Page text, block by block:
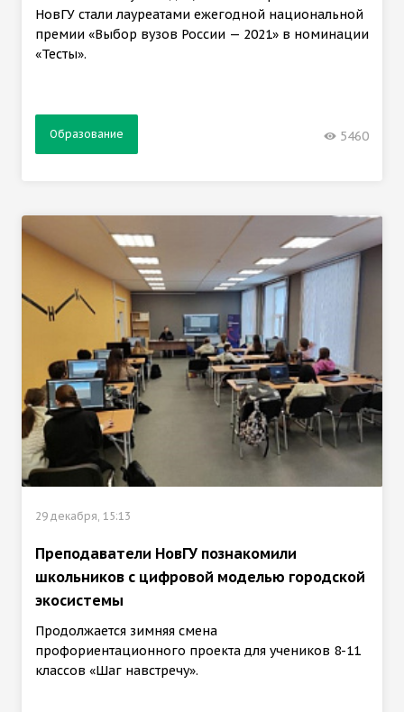
НовГУ стали лауреатами ежегодной национальной
премии «Выбор вузов России — 2021» в номинации
«Тесты».
Образование 5460
29 декабря, 15:13
Преподаватели НовГУ познакомили
школьников с цифровой моделью городской
экосистемы
Продолжается зимняя смена
профориентационного проекта для учеников 8-11
классов «Шаг навстречу».